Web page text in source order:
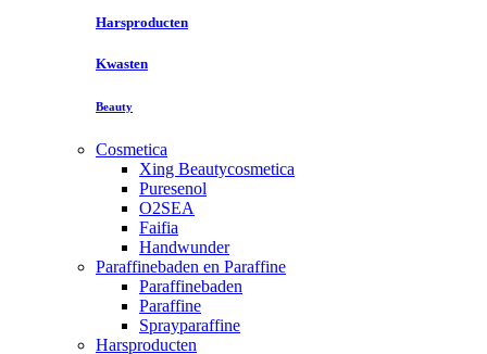
Harsproducten
Kwasten
Beauty
Cosmetica
Xing Beautycosmetica
Puresenol
O2SEA
Faifia
Handwunder
Paraffinebaden en Paraffine
Paraffinebaden
Paraffine
Sprayparaffine
Harsproducten